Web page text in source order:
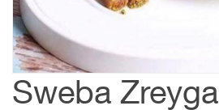
Sweba Zreyga